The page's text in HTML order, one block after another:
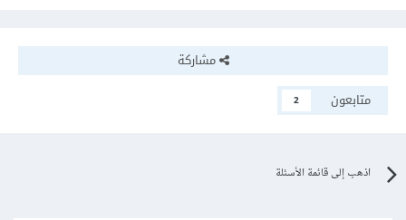
مشاركة
متابعون
2
اذهب إلى قائمة الأسئلة